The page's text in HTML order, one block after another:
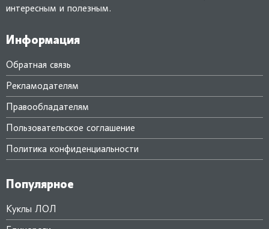
интересным и полезным.
Информация
Обратная связь
Рекламодателям
Правообладателям
Пользовательское соглашение
Политика конфиденциальности
Популярное
Куклы ЛОЛ